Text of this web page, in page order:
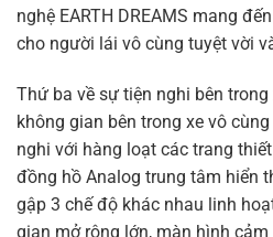
nghệ EARTH DREAMS mang
cho người lái vô cùng tuyệt vời
Thứ ba về sự tiện nghi bên
không gian bên trong xe vô
nghi với hàng loạt các trang
đồng hồ Analog trung tâm hiển
gập 3 chế độ khác nhau linh
gian mở rộng lớn, màn hình